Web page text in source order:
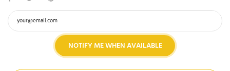
NOTIFY ME WHEN AVAILABLE